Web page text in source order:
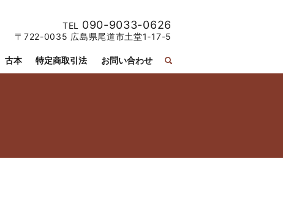
古本 特定商取引法 お問い合わせ
TEL 090-9033-0626
〒722-0035 広島県尾道市土堂1-17-5